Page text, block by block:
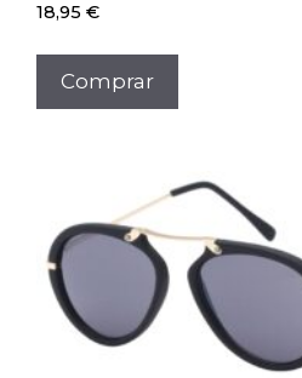
18,95 €
Comprar